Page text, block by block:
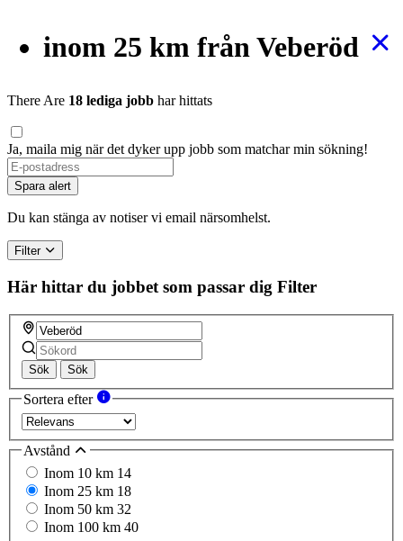
inom 25 km från Veberöd
There Are 18 lediga jobb har hittats
Ja, maila mig när det dyker upp jobb som matchar min sökning!
Spara alert
Du kan stänga av notiser vi email närsomhelst.
Filter
Här hittar du jobbet som passar dig Filter
Sök Sök
Sortera efter
Avstånd
Inom 10 km 14
Inom 25 km 18
Inom 50 km 32
Inom 100 km 40